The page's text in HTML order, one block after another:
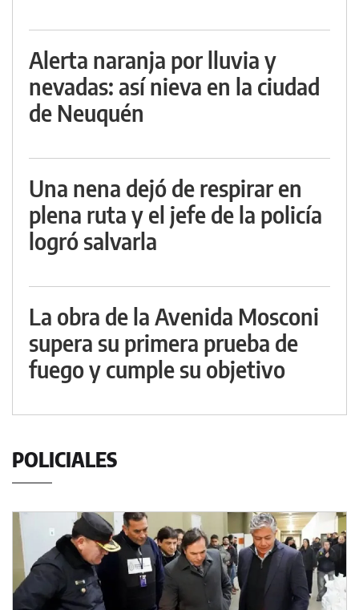
Alerta naranja por lluvia y
nevadas: así nieva en la ciudad
de Neuquén
Una nena dejó de respirar en
plena ruta y el jefe de la policía
logró salvarla
La obra de la Avenida Mosconi
supera su primera prueba de
fuego y cumple su objetivo
POLICIALES